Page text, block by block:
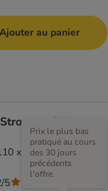
Ajouter au panier
et Soft pour
x H 15 cm environ
Prix le plus bas
pratiqué au cours
des 30 jours
précédents
l'offre.
5